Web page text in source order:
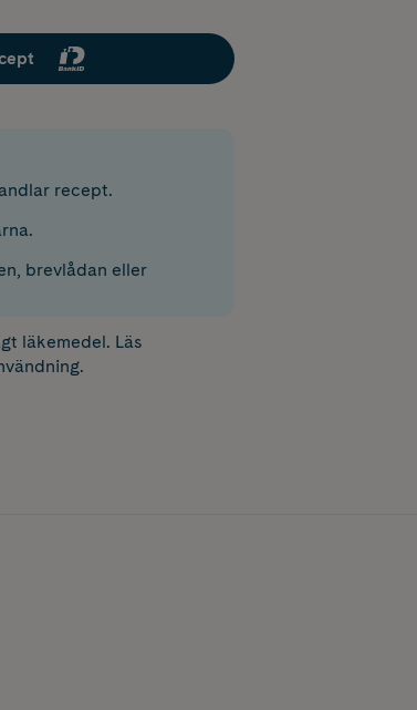
recept.
brevlådan eller
läkemedel. Läs